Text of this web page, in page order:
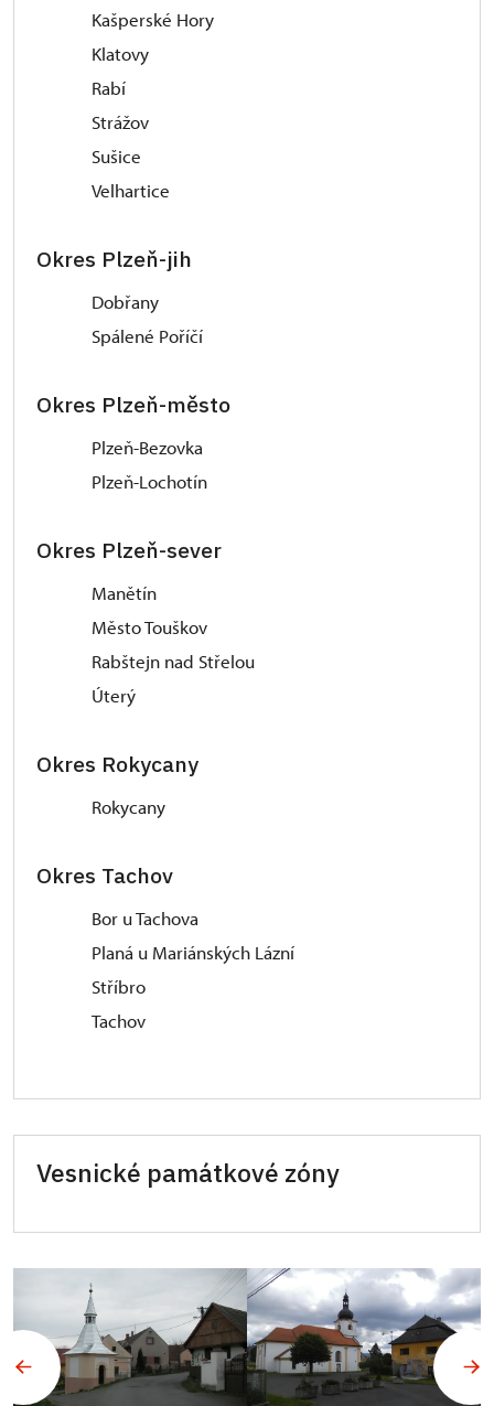
Kašperské Hory
Klatovy
Rabí
Strážov
Sušice
Velhartice
Okres Plzeň-jih
Dobřany
Spálené Poříčí
Okres Plzeň-město
Plzeň-Bezovka
Plzeň-Lochotín
Okres Plzeň-sever
Manětín
Město Touškov
Rabštejn nad Střelou
Úterý
Okres Rokycany
Rokycany
Okres Tachov
Bor u Tachova
Planá u Mariánských Lázní
Stříbro
Tachov
Vesnické památkové zóny